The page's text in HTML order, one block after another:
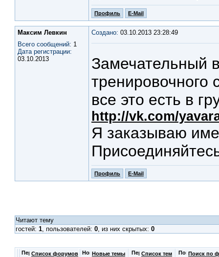
Профиль E-Mail
Максим Левкин
Всего сообщений: 1
Дата регистрации:
03.10.2013
Создано: 03.10.2013 23:28:49
Замечательный
тренировочного
все это есть в
http://vk.com/
Я заказываю
Профиль E-Mail
Читают тему
гостей: 1, пользователей: 0, из них скрытых: 0
Список форумов Новые темы Список тем Поиск по